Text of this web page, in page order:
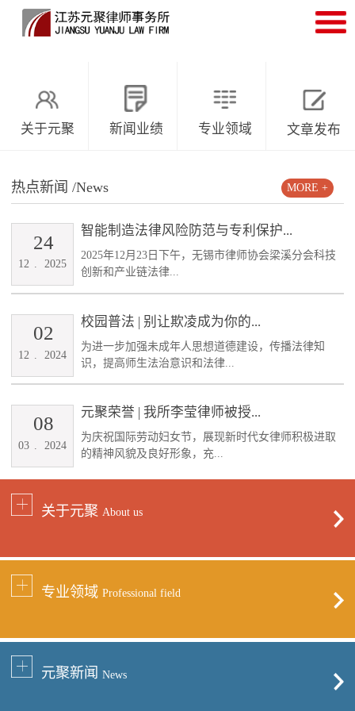
关于元聚 新闻业绩 专业领域 文章发布
热点新闻 /News
智能制造法律风险防范与专利保护...
2025年12月23日下午，无锡市律师协会梁溪分会科技
创新和产业链法律...
12 . 2025
24
校园普法 | 别让欺凌成为你的...
为进一步加强未成年人思想道德建设，传播法律知
识，提高师生法治意识和法律...
12 2024
02
元聚荣誉 | 我所李莹律师被授...
为庆祝国际劳动妇女节，展现新时代女律师积极进取
的精神风貌及良好形象，充...
03 2024
08
MORE +
关于元聚 About us
专业领域 Professional field
元聚新闻 News